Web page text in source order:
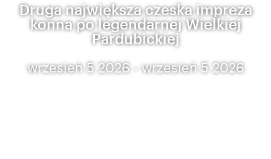
Druga największa czeska impreza
konna po legendarnej Wielkiej
Pardubickiej
wrzesień 5 2026 - wrzesień 5 2026